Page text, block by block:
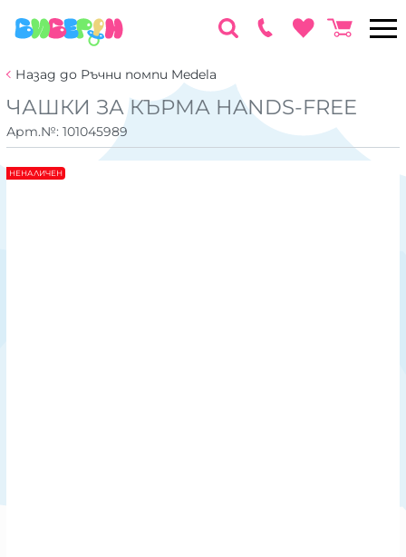
Назад до Ръчни помпи Medela
ЧАШКИ ЗА КЪРМА HANDS-FREE
Арт.№: 101045989
НЕНАЛИЧЕН